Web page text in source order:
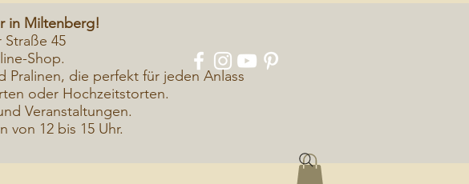
in Miltenberg!
Straße 45
Shop.
Pralinen, die perfekt für jeden Anlass
oder Hochzeitstorten.
Veranstaltungen.
von 12 bis 15 Uhr.